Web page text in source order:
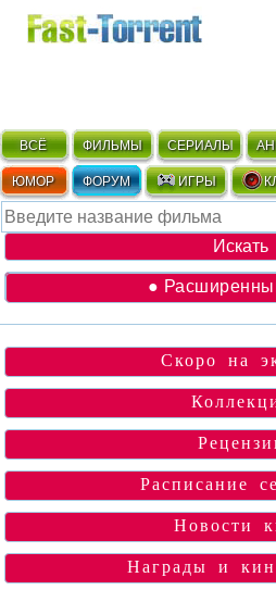
ВСЁ ФИЛЬМЫ СЕРИАЛЫ
ЮМОР ФОРУМ ИГРЫ
●
Скоро на
Расписание
Новости
Награды и